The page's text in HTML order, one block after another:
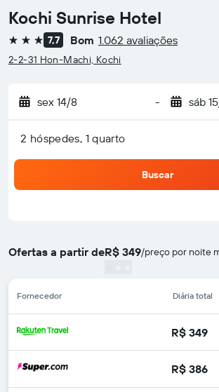
Kochi Sunrise Hotel
3 estrelas7,7 Bom 1.062 avaliações
2-2-31 Hon-Machi, Kochi
sex 14/8 - sáb
2 hóspedes, 1 quarto
Buscar
Ofertas a partir deR$ 349/preço por noite
Fornecedor Diária total
R$ 349
R$ 386